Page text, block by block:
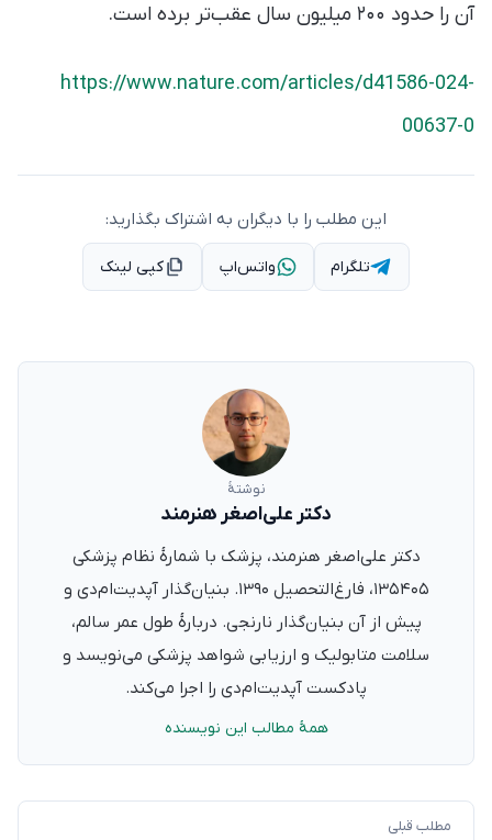
آن را حدود ۲۰۰ میلیون سال عقب‌تر برده است.
https://www.nature.com/articles/d41586-024-
00637-0
این مطلب را با دیگران به اشتراک بگذارید:
تلگرام واتس‌اپ کپی لینک
نوشتهٔ
دکتر علی‌اصغر هنرمند
دکتر علی‌اصغر هنرمند، پزشک با شمارهٔ نظام پزشکی
۱۳۵۴۰۵، فارغ‌التحصیل ۱۳۹۰. بنیان‌گذار آپدیت‌ام‌دی و
پیش از آن بنیان‌گذار نارنجی. دربارهٔ طول عمر سالم،
سلامت متابولیک و ارزیابی شواهد پزشکی می‌نویسد و
پادکست آپدیت‌ام‌دی را اجرا می‌کند.
همهٔ مطالب این نویسنده
مطلب قبلی